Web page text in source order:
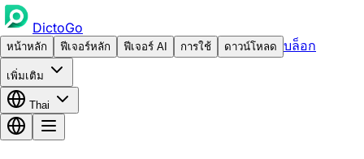
DictoGo
หน้าหลัก ฟีเจอร์หลัก ฟีเจอร์ AI การใช้ ดาวน์โหลด บล็อก
เพิ่มเติม
Thai